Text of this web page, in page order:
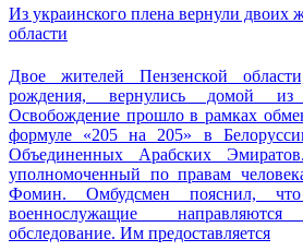
Из украинского плена вернули двоих
области
Двое жителей Пензенской
рождения, вернулись домой из
Освобождение прошло в рамках
формуле «205 на 205» в
Объединенных Арабских
уполномоченный по правам
Фомин. Омбудсмен пояснил, что
военнослужащие
обследование. Им предоставляется